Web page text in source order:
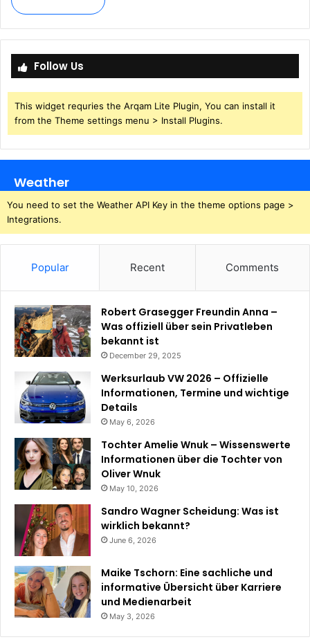
Follow Us
This widget requries the Arqam Lite Plugin, You can install it
from the Theme settings menu > Install Plugins.
Weather
You need to set the Weather API Key in the theme options page >
Integrations.
Popular Recent Comments
Robert Grasegger Freundin Anna –
Was offiziell über sein Privatleben
bekannt ist
December 29, 2025
Werksurlaub VW 2026 – Offizielle
Informationen, Termine und wichtige
Details
May 6, 2026
Tochter Amelie Wnuk – Wissenswerte
Informationen über die Tochter von
Oliver Wnuk
May 10, 2026
Sandro Wagner Scheidung: Was ist
wirklich bekannt?
June 6, 2026
Maike Tschorn: Eine sachliche und
informative Übersicht über Karriere
und Medienarbeit
May 3, 2026